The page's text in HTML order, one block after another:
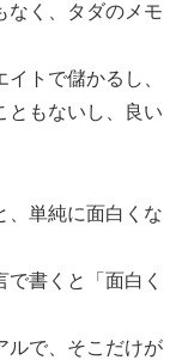
なく、タダのメモ
トで儲かるし、
ともないし、良い
、単純に面白くな
書くと「面白く
ルで、そこだけが